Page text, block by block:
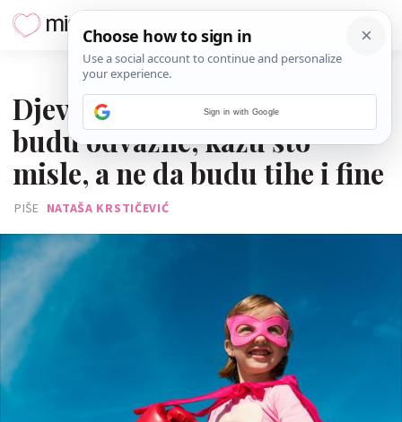
Djevojčice moramo učiti da
budu odvažne, kažu što
misle, a ne da budu tihe i fine
PIŠE NATAŠA KRSTIČEVIĆ
Sign in with Google